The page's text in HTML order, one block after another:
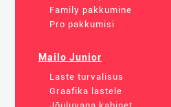
Family pakkumine
Pro pakkumisi
Mailo Junior
Laste turvalisus
Graafika lastele